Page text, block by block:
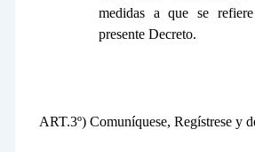
medidas a que se
presente Decreto.
ART.3º) Comuníquese, Regístrese y